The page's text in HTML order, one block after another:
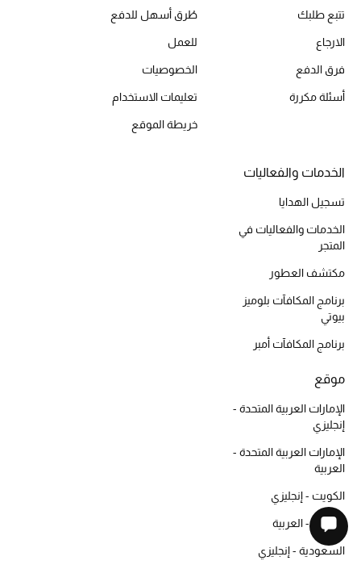
تتبع طلبك
الارجاع
فرق الدفع
أسئلة مكررة
طُرق أسهل للدفع
للعمل
الخصوصيات
تعليمات الاستخدام
خريطة الموقع
الخدمات والفعاليات
تسجيل الهدايا
الخدمات والفعاليات في
المتجر
مكتشف العطور
برنامج المكافآت بلوميز
بيوتي
برنامج المكافآت أمبر
موقع
الإمارات العربية المتحدة -
إنجليزي
الإمارات العربية المتحدة -
العربية
الكويت - إنجليزي
الكويت - العربية
السعودية - إنجليزي